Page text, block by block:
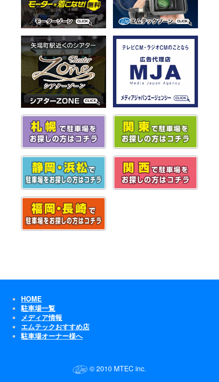
HOME
駐車場一覧
メディア情報
エムテックおすすめ店
駐車場オーナー様へ
© 2010 MTEC inc.